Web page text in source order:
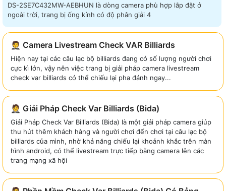
DS-2SE7C432MW-AEBHUN là dòng camera phù hợp lắp đặt ở
ngoài trời, trang bị ống kính có độ phân giải 4
🤵 Camera Livestream Check VAR Billiards
Hiện nay tại các câu lạc bộ billiards đang có số lượng người chơi
cực kì lớn, vậy nên việc trang bị giải pháp camera livestream
check var billiards có thể chiếu lại pha đánh ngay...
🤵 Giải Pháp Check Var Billiards (Bida)
Giải Pháp Check Var Billiards (Bida) là một giải pháp camera giúp
thu hút thêm khách hàng và người chơi đến chơi tại câu lạc bộ
billiards của mình, nhờ khả năng chiếu lại khoảnh khắc trên màn
hình android, có thể livestream trực tiếp bằng camera lên các
trang mạng xã hội